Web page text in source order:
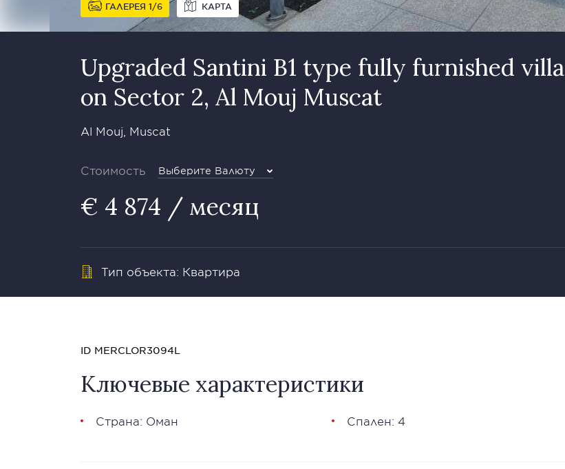
ГАЛЕРЕЯ 1 6 КАРТА
Upgraded Santini B1 type fully furnished villa
on Sector 2, Al Mouj Muscat
Al Mouj, Muscat
Стоимость Выберите Валюту
€ 4 874 / месяц
Тип объекта: Квартира
ID MERCLOR3094L
Ключевые характеристики
Страна: Оман Спален: 4